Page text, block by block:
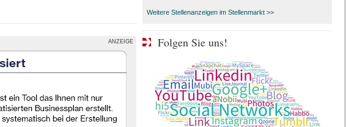
ANZEIGE
Weitere Stellenanzeigen im Stellenmarkt >>
Folgen Sie uns!